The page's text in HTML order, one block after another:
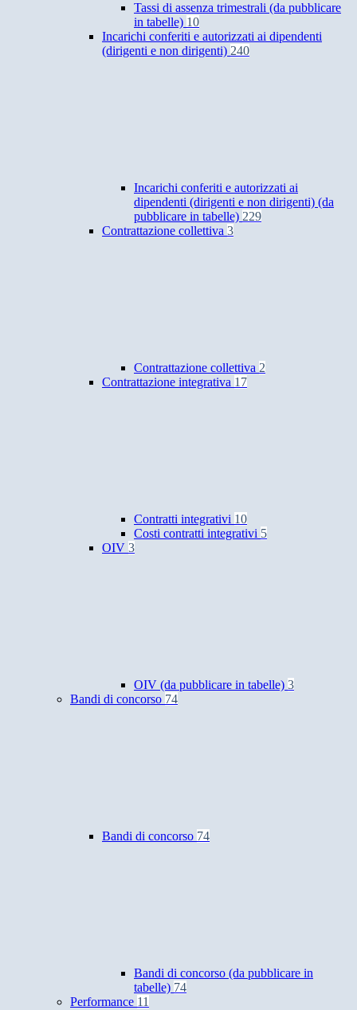
Tassi di assenza trimestrali (da pubblicare
in tabelle) 10
Incarichi conferiti e autorizzati ai dipendenti
(dirigenti e non dirigenti) 240
Incarichi conferiti e autorizzati ai
dipendenti (dirigenti e non dirigenti) (da
pubblicare in tabelle) 229
Contrattazione collettiva 3
Contrattazione collettiva 2
Contrattazione integrativa 17
Contratti integrativi 10
Costi contratti integrativi 5
OIV 3
OIV (da pubblicare in tabelle) 3
Bandi di concorso 74
Bandi di concorso 74
Bandi di concorso (da pubblicare in
tabelle) 74
Performance 11